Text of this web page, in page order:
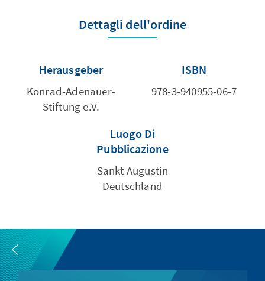
Dettagli dell'ordine
Herausgeber
Konrad-Adenauer-
Stiftung e.V.
ISBN
978-3-940955-06-7
Luogo Di
Pubblicazione
Sankt Augustin
Deutschland